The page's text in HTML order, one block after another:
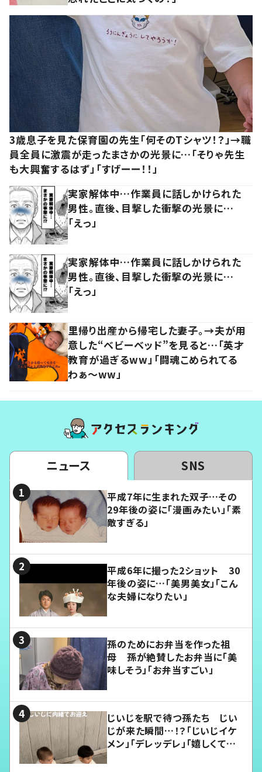
3歳息子を見た保育園の先生「何そのTシャツ！？」→職
員全員に激震が走ったまさかの光景に…「そりゃ先生
も大興奮するはず」「すげーー！！」
実家解体中…作業員に話しかけられた
男性。直後、目撃した衝撃の光景に…
「えっ」
実家解体中…作業員に話しかけられた
男性。直後、目撃した衝撃の光景に…
「えっ」
里帰り出産から帰宅した妻子。→夫が用
意した“ベビーベッド”を見ると…「英才
教育が過ぎるww」「闘魂こめられてる
わぁ～ww」
ニュース SNS
平成7年に生まれた双子…その
29年後の姿に「漫画みたい」「素
敵すぎる」
平成6年に撮った2ショット 30
年後の姿に…「美男美女」「こん
な夫婦になりたい」
孫のためにお弁当を作った祖
母 孫が絶賛したお弁当に「美
味しそう」「お弁当すごい」
じいじを駅で待つ孫たち じい
じが来た瞬間…！？「じいじイケ
メン」「デレッデレ」「嬉しくて可